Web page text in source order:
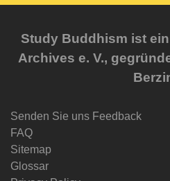
Study Buddhism ist
Archives e. V.,
Senden Sie uns Feedback
FAQ
Sitemap
Glossar